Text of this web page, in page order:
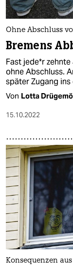
Ohne Abschluss
Bremens
Fast je­de*r
ohne Abschluss.
später Zugang
Von Lotta
15.10.2022
Konsequenzen